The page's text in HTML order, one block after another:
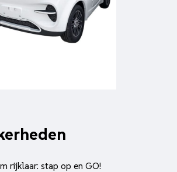
rijklaar: stap op en GO!